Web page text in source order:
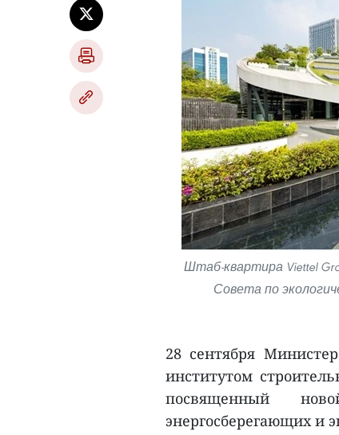
Штаб-квартира Viettel
Совета по
28 сентября
институтом
посвященный
энергосберегающих и